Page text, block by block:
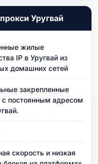
Уругвай
жилые
IP в Уругвай из
домашних сетей
закрепленные
с постоянным адресом
скорость и низкая